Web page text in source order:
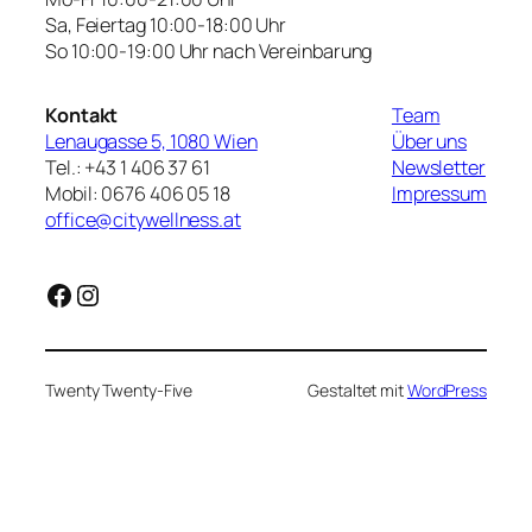
Sa, Feiertag 10:00-18:00 Uhr
So 10:00-19:00 Uhr nach Vereinbarung
Kontakt
Lenaugasse 5, 1080 Wien
Tel.: +43 1 406 37 61
Mobil: 0676 406 05 18
office@citywellness.at
Team
Über uns
Newsletter
Impressum
Facebook
Instagram
Twenty Twenty-Five Gestaltet mitWordPress